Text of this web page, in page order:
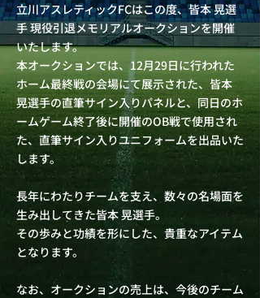
立川アスレティックFCはこの度、皆本 晃選
手 現役引退メモリアルオークションを開催
いたします。
本オークションでは、12月29日に行われた
ホーム最終戦の会場にて展示された、皆本
晃選手の直筆サイン入りパネルと、同日のホ
ームゲーム終了後に開催のOB戦で使用され
た、直筆サイン入りユニフォームを出品いた
します。
長年にわたりチームを支え、数々の名場面を
生み出してきた皆本 晃選手。
その歩みと功績を形にした、貴重なアイテム
となります。
なお、オークションの売上は、今後のチーム